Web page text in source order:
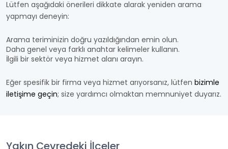
Lütfen aşağıdaki önerileri dikkate alarak yeniden arama
yapmayı deneyin:
Arama teriminizin doğru yazıldığından emin olun.
Daha genel veya farklı anahtar kelimeler kullanın.
İlgili bir sektör veya hizmet alanı arayın.
Eğer spesifik bir firma veya hizmet arıyorsanız, lütfen bizimle
iletişime geçin; size yardımcı olmaktan memnuniyet duyarız.
Yakın Çevredeki İlçeler